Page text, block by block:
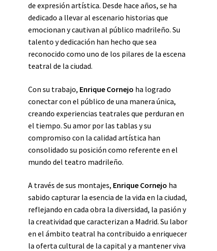
de expresión artística. Desde hace años, se ha
dedicado a llevar al escenario historias que
emocionan y cautivan al público madrileño. Su
talento y dedicación han hecho que sea
reconocido como uno de los pilares de la escena
teatral de la ciudad.
Con su trabajo, Enrique Cornejo ha logrado
conectar con el público de una manera única,
creando experiencias teatrales que perduran en
el tiempo. Su amor por las tablas y su
compromiso con la calidad artística han
consolidado su posición como referente en el
mundo del teatro madrileño.
A través de sus montajes, Enrique Cornejo ha
sabido capturar la esencia de la vida en la ciudad,
reflejando en cada obra la diversidad, la pasión y
la creatividad que caracterizan a Madrid. Su labor
en el ámbito teatral ha contribuido a enriquecer
la oferta cultural de la capital y a mantener viva